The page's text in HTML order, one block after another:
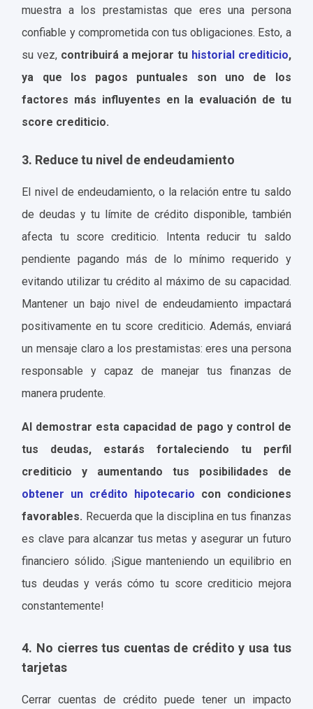
muestra a los prestamistas que eres una persona
confiable y comprometida con tus obligaciones. Esto, a
su vez, contribuirá a mejorar tu historial crediticio,
ya que los pagos puntuales son uno de los
factores más influyentes en la evaluación de tu
score crediticio.
3. Reduce tu nivel de endeudamiento
El nivel de endeudamiento, o la relación entre tu saldo
de deudas y tu límite de crédito disponible, también
afecta tu score crediticio. Intenta reducir tu saldo
pendiente pagando más de lo mínimo requerido y
evitando utilizar tu crédito al máximo de su capacidad.
Mantener un bajo nivel de endeudamiento impactará
positivamente en tu score crediticio. Además, enviará
un mensaje claro a los prestamistas: eres una persona
responsable y capaz de manejar tus finanzas de
manera prudente.
Al demostrar esta capacidad de pago y control de
tus deudas, estarás fortaleciendo tu perfil
crediticio y aumentando tus posibilidades de
obtener un crédito hipotecario con condiciones
favorables. Recuerda que la disciplina en tus finanzas
es clave para alcanzar tus metas y asegurar un futuro
financiero sólido. ¡Sigue manteniendo un equilibrio en
tus deudas y verás cómo tu score crediticio mejora
constantemente!
4. No cierres tus cuentas de crédito y usa tus
tarjetas
Cerrar cuentas de crédito puede tener un impacto